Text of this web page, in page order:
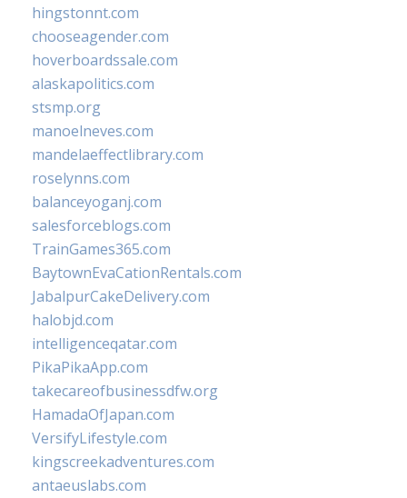
hingstonnt.com
chooseagender.com
hoverboardssale.com
alaskapolitics.com
stsmp.org
manoelneves.com
mandelaeffectlibrary.com
roselynns.com
balanceyoganj.com
salesforceblogs.com
TrainGames365.com
BaytownEvaCationRentals.com
JabalpurCakeDelivery.com
halobjd.com
intelligenceqatar.com
PikaPikaApp.com
takecareofbusinessdfw.org
HamadaOfJapan.com
VersifyLifestyle.com
kingscreekadventures.com
antaeuslabs.com